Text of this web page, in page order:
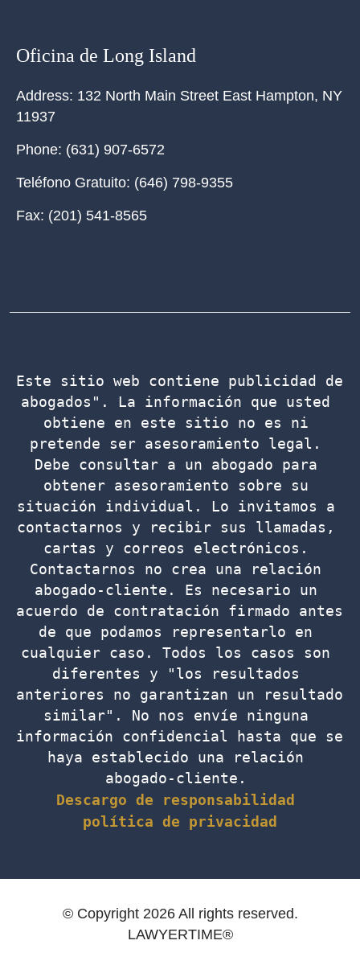
Oficina de Long Island
Address: 132 North Main Street East Hampton, NY
11937
Phone: (631) 907-6572
Teléfono Gratuito: (646) 798-9355
Fax: (201) 541-8565
Este sitio web contiene publicidad de
abogados". La información que usted
obtiene en este sitio no es ni
pretende ser asesoramiento legal.
Debe consultar a un abogado para
obtener asesoramiento sobre su
situación individual. Lo invitamos a
contactarnos y recibir sus llamadas,
cartas y correos electrónicos.
Contactarnos no crea una relación
abogado-cliente. Es necesario un
acuerdo de contratación firmado antes
de que podamos representarlo en
cualquier caso. Todos los casos son
diferentes y "los resultados
anteriores no garantizan un resultado
similar". No nos envíe ninguna
información confidencial hasta que se
haya establecido una relación
abogado-cliente.
Descargo de responsabilidad
política de privacidad
© Copyright 2026 All rights reserved.
LAWYERTIME®